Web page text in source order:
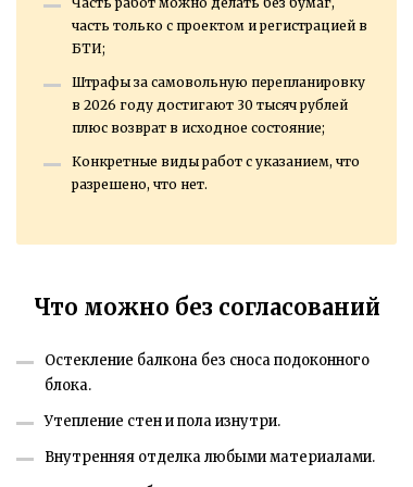
часть только с проектом и регистрацией в
БТИ;
Штрафы за самовольную перепланировку
в 2026 году достигают 30 тысяч рублей
плюс возврат в исходное состояние;
Конкретные виды работ с указанием, что
разрешено, что нет.
Что можно без согласований
Остекление балкона без сноса подоконного
блока.
Утепление стен и пола изнутри.
Внутренняя отделка любыми материалами.